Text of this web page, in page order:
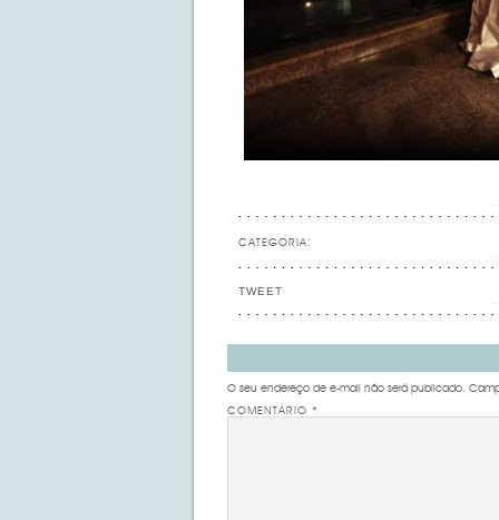
CATEGORIA:
TWEET
O seu endereço de e-mail não será publicado.
COMENTÁRIO *